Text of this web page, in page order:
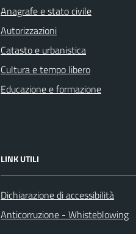
Anagrafe e stato civile
Autorizzazioni
Catasto e urbanistica
Cultura e tempo libero
Educazione e formazione
LINK UTILI
Dichiarazione di accessibilità
Anticorruzione - Whisteblowing